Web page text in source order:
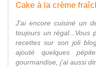
Cake à la crème
J'ai encore cuisiné un
toujours un régal...Vous
recettes sur son joli
ajouté quelques
gourmandise, j'ai aussi